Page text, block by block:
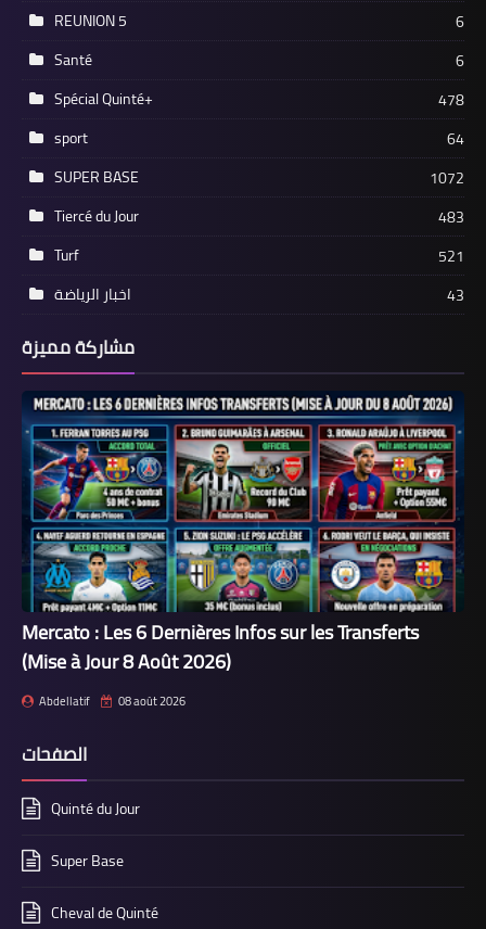
REUNION 5
6
Santé
6
Spécial Quinté+
478
sport
64
SUPER BASE
1072
Tiercé du Jour
483
Turf
521
اخبار الرياضة
43
مشاركة مميزة
Mercato : Les 6 Dernières Infos sur les Transferts
(Mise à Jour 8 Août 2026)
Abdellatif 08 août 2026
الصفحات
Quinté du Jour
Super Base
Cheval de Quinté